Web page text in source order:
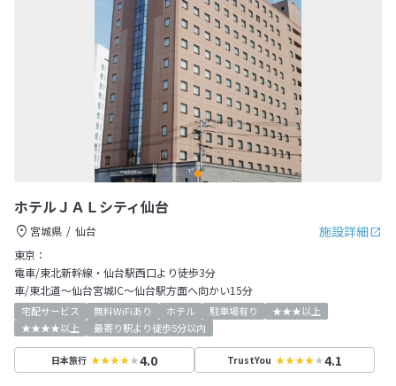
ホテルＪＡＬシティ仙台
施設詳細
宮城県
仙台
東京：
電車/東北新幹線・仙台駅西口より徒歩3分
車/東北道～仙台宮城IC～仙台駅方面へ向かい15分
宅配サービス 無料WiFiあり ホテル 駐車場有り
★★★以上
★★★★以上
最寄り駅より徒歩5分以内
日本旅行 4.0 TrustYou 4.1